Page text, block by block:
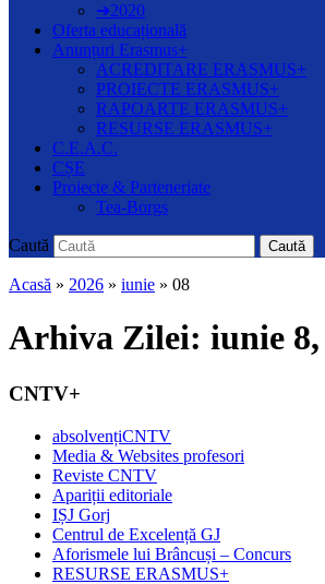
➔2020
Oferta educațională
Anunțuri Erasmus+
ACREDITARE ERASMUS+
PROIECTE ERASMUS+
RAPOARTE ERASMUS+
RESURSE ERASMUS+
C.E.A.C.
CȘE
Proiecte & Parteneriate
Tea-Borgs
Caută Caută
Acasă » 2026 » iunie » 08
Arhiva Zilei: iunie 8,
CNTV+
absolvențiCNTV
Media & Websites profesori
Reviste CNTV
Apariții editoriale
IȘJ Gorj
Centrul de Excelență GJ
Aforismele lui Brâncuși – Concurs
RESURSE ERASMUS+